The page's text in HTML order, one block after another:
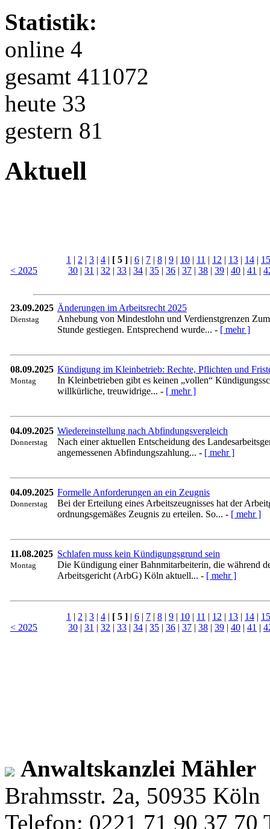
Statistik:
online 4
gesamt 411072
heute 33
gestern 81
Aktuell
< 2025
1 | 2 | 3 | 4 | [ 5 ] | 6 | 7 | 8 | 9 | 10 | 11 | 12 | 13 | 14 | 15
30 | 31 | 32 | 33 | 34 | 35 | 36 | 37 | 38 | 39 | 40 | 41 |
23.09.2025
Dienstag
Änderungen im Arbeitsrecht 2025
Anhebung von Mindestlohn und Verdienstgrenzen
Stunde gestiegen. Entsprechend wurde... - [ mehr ]
08.09.2025
Montag
Kündigung im Kleinbetrieb: Rechte, Pflichten und
In Kleinbetrieben gibt es keinen „vollen“
willkürliche, treuwidrige... - [ mehr ]
04.09.2025
Donnerstag
Wiedereinstellung nach Abfindungsvergleich
Nach einer aktuellen Entscheidung des
angemessenen Abfindungszahlung... - [ mehr ]
04.09.2025
Donnerstag
Formelle Anforderungen an ein Zeugnis
Bei der Erteilung eines Arbeitszeugnisses hat der
ordnungsgemäßes Zeugnis zu erteilen. So... - [ mehr ]
11.08.2025
Montag
Schlafen muss kein Kündigungsgrund sein
Die Kündigung einer Bahnmitarbeiterin, die während
Arbeitsgericht (ArbG) Köln aktuell... - [ mehr ]
< 2025
1 | 2 | 3 | 4 | [ 5 ] | 6 | 7 | 8 | 9 | 10 | 11 | 12 | 13 | 14 | 15
30 | 31 | 32 | 33 | 34 | 35 | 36 | 37 | 38 | 39 | 40 | 41 |
Anwaltskanzlei Mähler
Brahmsstr. 2a, 50935 Köln
Telefon: 0221 71 90 37 70